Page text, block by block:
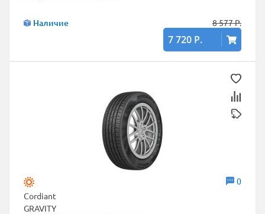
Наличие 8 577 Р.
7 720 Р.
0
Cordiant
GRAVITY